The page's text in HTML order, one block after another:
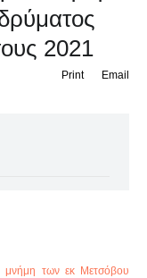
2021
Email
Print
μνήμη των εκ Μετσόβου